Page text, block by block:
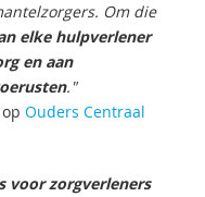
Om die
elke hulpverlener
en aan
."
Ouders Centraal
voor zorgverleners